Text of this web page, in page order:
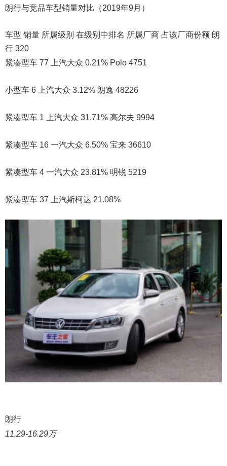
朗行与竞品车型销量对比（2019年9月）
车型 销量 所属级别 在级别中排名 所属厂商 占该厂商份额 朗
行 320
紧凑型车 77 上汽大众 0.21% Polo 4751
小型车 6 上汽大众 3.12% 朗逸 48226
紧凑型车 1 上汽大众 31.71% 高尔夫 9994
紧凑型车 16 一汽大众 6.50% 宝来 36610
紧凑型车 4 一汽大众 23.81% 明锐 5219
紧凑型车 37 上汽斯柯达 21.08%
朗行
11.29-16.29万